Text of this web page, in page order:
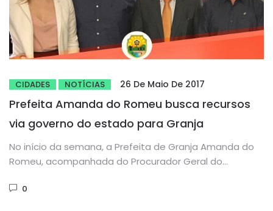
CIDADES NOTÍCIAS 26 De Maio De 2017
Prefeita Amanda do Romeu busca recursos
via governo do estado para Granja
No início da semana, a Prefeita de Granja Amanda do
Romeu, acompanhada do Procurador Geral do
0